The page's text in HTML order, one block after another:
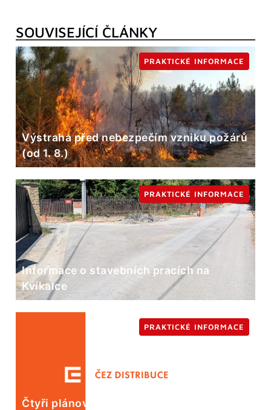
SOUVISEJÍCÍ ČLÁNKY
Výstraha před nebezpečím vzniku požárů
(od 1. 8.)
PRAKTICKÉ INFORMACE
Informace o stavebních pracích na
Kvíkalce
PRAKTICKÉ INFORMACE
Čtyři plánované odstávky elektrické
PRAKTICKÉ INFORMACE